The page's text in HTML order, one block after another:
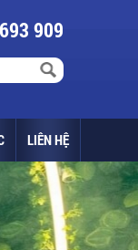
909
LIÊN HỆ